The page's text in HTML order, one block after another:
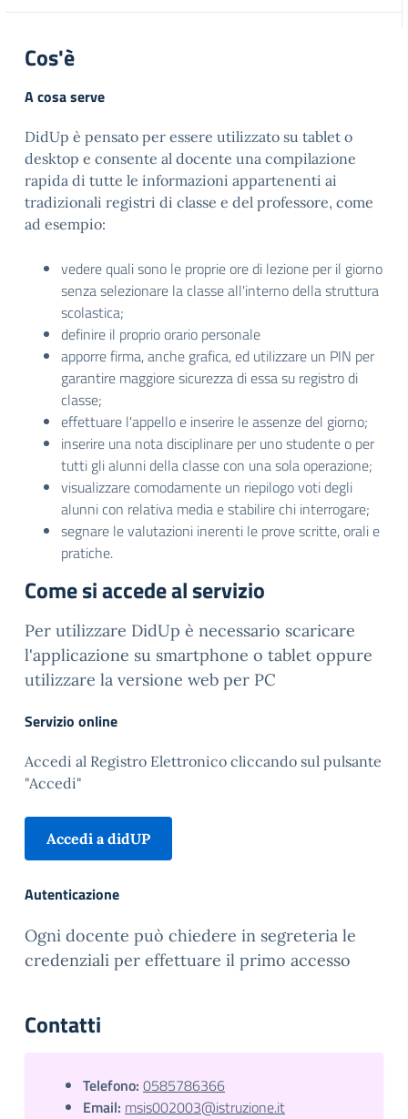
Cos'è
A cosa serve
DidUp è pensato per essere utilizzato su tablet o
desktop e consente al docente una compilazione
rapida di tutte le informazioni appartenenti ai
tradizionali registri di classe e del professore, come
ad esempio:
vedere quali sono le proprie ore di lezione per il giorno
senza selezionare la classe all'interno della struttura
scolastica;
definire il proprio orario personale
apporre firma, anche grafica, ed utilizzare un PIN per
garantire maggiore sicurezza di essa su registro di
classe;
effettuare l'appello e inserire le assenze del giorno;
inserire una nota disciplinare per uno studente o per
tutti gli alunni della classe con una sola operazione;
visualizzare comodamente un riepilogo voti degli
alunni con relativa media e stabilire chi interrogare;
segnare le valutazioni inerenti le prove scritte, orali e
pratiche.
Come si accede al servizio
Per utilizzare DidUp è necessario scaricare
l'applicazione su smartphone o tablet oppure
utilizzare la versione web per PC
Servizio online
Accedi al Registro Elettronico cliccando sul pulsante
"Accedi"
Accedi a didUP
Autenticazione
Ogni docente può chiedere in segreteria le
credenziali per effettuare il primo accesso
Contatti
Telefono: 0585786366
Email: msis002003@istruzione.it